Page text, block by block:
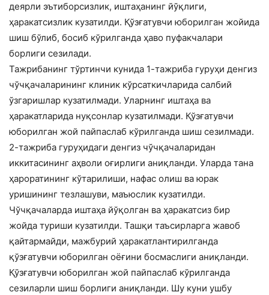
деярли эътиборсизлик, иштаҳанинг йўқлиги,
ҳаракатсизлик кузатилди. Қўзғатувчи юборилган жойида
шиш бўлиб, босиб кўрилганда ҳаво пуфакчалари
борлиги сезилади.
Тажрибанинг тўртинчи кунида 1-тажриба гуруҳи денгиз
чўчқачаларининг клиник кўрсаткичларида салбий
ўзгаришлар кузатилмади. Уларнинг иштаҳа ва
ҳаракатларида нуқсонлар кузатилмади. Қўзғатувчи
юборилган жой пайпаслаб кўрилганда шиш сезилмади.
2-тажриба гуруҳидаги денгиз чўчқачаларидан
иккитасининг аҳволи оғирлиги аниқланди. Уларда тана
ҳароратининг кўтарилиши, нафас олиш ва юрак
уришининг тезлашуви, маъюслик кузатилди.
Чўчқачаларда иштаҳа йўқолган ва ҳаракатсиз бир
жойда туриши кузатилди. Ташқи таъсирларга жавоб
қайтармайди, мажбурий ҳаракатлантирилганда
қўзғатувчи юборилган оёғини босмаслиги аниқланди.
Қўзғатувчи юборилган жой пайпаслаб кўрилганда
сезиларли шиш борлиги аниқланди. Шу куни ушбу